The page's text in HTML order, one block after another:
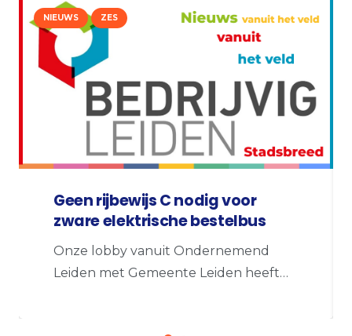
NIEUWS ZES
Geen rijbewijs C nodig voor
zware elektrische bestelbus
Onze lobby vanuit Ondernemend
Leiden met Gemeente Leiden heeft…